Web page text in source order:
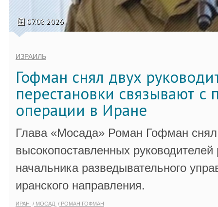
07.08.2026
ИЗРАИЛЬ
Гофман снял двух
перестановки связывают с
операции в Иране
Глава «Мосада» Роман Гофман снял
высокопоставленных
начальника разведывательного
иранского направления.
ИРАН МОСАД РОМАН ГОФМАН